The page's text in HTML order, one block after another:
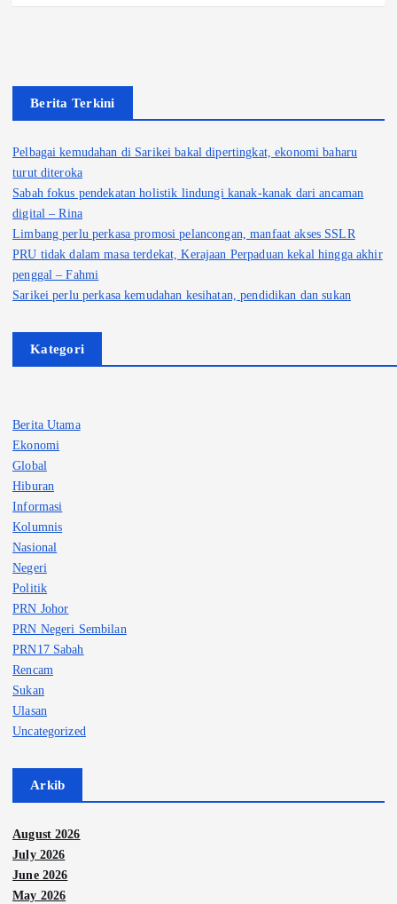
Berita Terkini
Pelbagai kemudahan di Sarikei bakal dipertingkat, ekonomi baharu
turut diteroka
Sabah fokus pendekatan holistik lindungi kanak-kanak dari ancaman
digital – Rina
Limbang perlu perkasa promosi pelancongan, manfaat akses SSLR
PRU tidak dalam masa terdekat, Kerajaan Perpaduan kekal hingga akhir
penggal – Fahmi
Sarikei perlu perkasa kemudahan kesihatan, pendidikan dan sukan
Kategori
Berita Utama
Ekonomi
Global
Hiburan
Informasi
Kolumnis
Nasional
Negeri
Politik
PRN Johor
PRN Negeri Sembilan
PRN17 Sabah
Rencam
Sukan
Ulasan
Uncategorized
Arkib
August 2026
July 2026
June 2026
May 2026